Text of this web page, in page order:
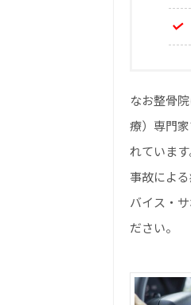
なお整骨
療）専門
れています
事故によ
バイス・
ださい。